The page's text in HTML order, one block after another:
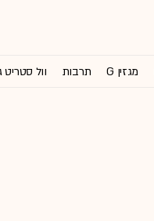
מגזין G תרבות וול סטריט